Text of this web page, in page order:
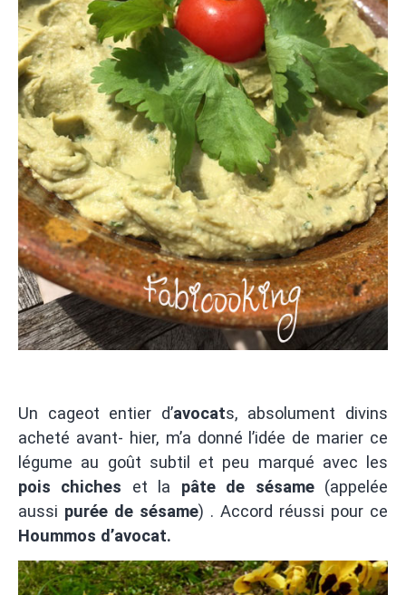
Un cageot entier d’avocats, absolument divins
acheté avant- hier, m’a donné l’idée de marier ce
légume au goût subtil et peu marqué avec les
pois chiches et la pâte de sésame (appelée
aussi purée de sésame) . Accord réussi pour ce
Hoummos d’avocat.